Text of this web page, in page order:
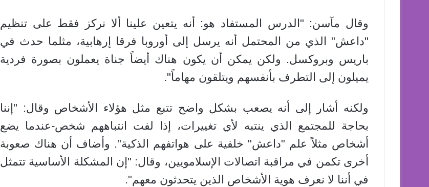
وقال مآسن: "الدرس المستفاد هو: أنه يتعين علينا ألا نركز فقط على تنظيم
"داعش" الذي من المحتمل أنه يرسل إلى أوروبا فرقا إرهابية، مثلما حدث في
باريس وبروكسل. ولكن يمكن أن يكون هناك أيضاً جناة يعملون بصورة فردية
يميلون إلى التطرف بأنفسهم ويتلقون مهاماً".
ولكنه أشار إلى أنه يصعب بشكل واضح تتبع مثل هؤلاء الأشخاص وقال: "إننا
بحاجة للمجتمع الذي ينتبه لأي تغييرات، إذا لفت انتباههم شخص-عندما يضع
أشخاص مثلاً علم "داعش" خلفية على هواتفهم الذكية". وأضاف أن هناك صعوبة
أخرى تكمن في مراقبة اتصالات الإسلامويين، وقال: "إن المشكلة الأساسية تتمثل
في أننا لا نعرف هوية الأشخاص الذين يتحدثون معهم".